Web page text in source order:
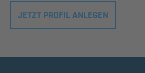
JETZT PROFIL ANLEGEN